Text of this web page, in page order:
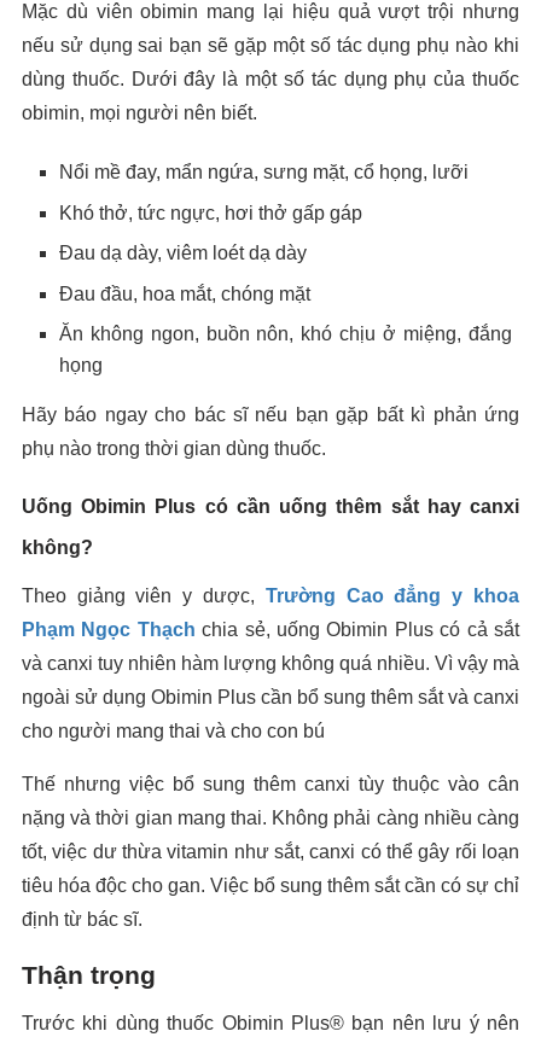
Mặc dù viên obimin mang lại hiệu quả vượt trội nhưng
nếu sử dụng sai bạn sẽ gặp một số tác dụng phụ nào khi
dùng thuốc. Dưới đây là một số tác dụng phụ của thuốc
obimin, mọi người nên biết.
Nổi mề đay, mẩn ngứa, sưng mặt, cổ họng, lưỡi
Khó thở, tức ngực, hơi thở gấp gáp
Đau dạ dày, viêm loét dạ dày
Đau đầu, hoa mắt, chóng mặt
Ăn không ngon, buồn nôn, khó chịu ở miệng, đắng
họng
Hãy báo ngay cho bác sĩ nếu bạn gặp bất kì phản ứng
phụ nào trong thời gian dùng thuốc.
Uống Obimin Plus có cần uống thêm sắt hay canxi
không?
Theo giảng viên y dược, Trường Cao đẳng y khoa
Phạm Ngọc Thạch chia sẻ, uống Obimin Plus có cả sắt
và canxi tuy nhiên hàm lượng không quá nhiều. Vì vậy mà
ngoài sử dụng Obimin Plus cần bổ sung thêm sắt và canxi
cho người mang thai và cho con bú
Thế nhưng việc bổ sung thêm canxi tùy thuộc vào cân
nặng và thời gian mang thai. Không phải càng nhiều càng
tốt, việc dư thừa vitamin như sắt, canxi có thể gây rối loạn
tiêu hóa độc cho gan. Việc bổ sung thêm sắt cần có sự chỉ
định từ bác sĩ.
Thận trọng
Trước khi dùng thuốc Obimin Plus® bạn nên lưu ý nên